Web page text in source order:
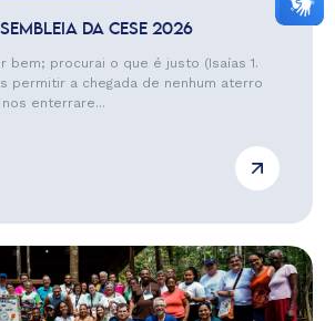
DA CESE 2026
bem; procurai o que é justo (Isaías 1.
permitir a chegada de nenhum aterro
enterrare...